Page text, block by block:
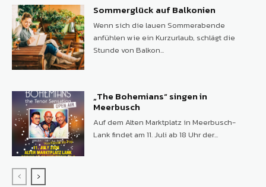
Sommerglück auf Balkonien
Wenn sich die lauen Sommerabende
anfühlen wie ein Kurzurlaub, schlägt die
Stunde von Balkon...
„The Bohemians“ singen in
Meerbusch
Auf dem Alten Marktplatz in Meerbusch-
Lank findet am 11. Juli ab 18 Uhr der...